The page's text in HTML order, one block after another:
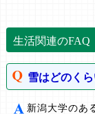
生活関連のFAQ
雪はどのく
新潟大学のあ